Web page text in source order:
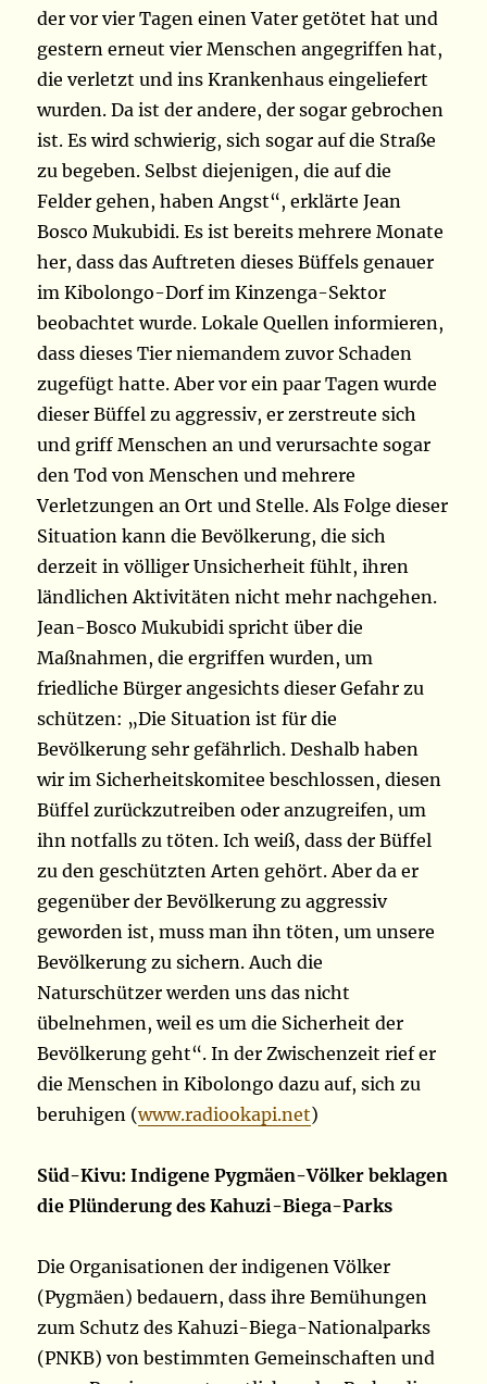
der vor vier Tagen einen Vater getötet hat und
gestern erneut vier Menschen angegriffen hat,
die verletzt und ins Krankenhaus eingeliefert
wurden. Da ist der andere, der sogar gebrochen
ist. Es wird schwierig, sich sogar auf die Straße
zu begeben. Selbst diejenigen, die auf die
Felder gehen, haben Angst“, erklärte Jean
Bosco Mukubidi. Es ist bereits mehrere Monate
her, dass das Auftreten dieses Büffels genauer
im Kibolongo-Dorf im Kinzenga-Sektor
beobachtet wurde. Lokale Quellen informieren,
dass dieses Tier niemandem zuvor Schaden
zugefügt hatte. Aber vor ein paar Tagen wurde
dieser Büffel zu aggressiv, er zerstreute sich
und griff Menschen an und verursachte sogar
den Tod von Menschen und mehrere
Verletzungen an Ort und Stelle. Als Folge dieser
Situation kann die Bevölkerung, die sich
derzeit in völliger Unsicherheit fühlt, ihren
ländlichen Aktivitäten nicht mehr nachgehen.
Jean-Bosco Mukubidi spricht über die
Maßnahmen, die ergriffen wurden, um
friedliche Bürger angesichts dieser Gefahr zu
schützen: „Die Situation ist für die
Bevölkerung sehr gefährlich. Deshalb haben
wir im Sicherheitskomitee beschlossen, diesen
Büffel zurückzutreiben oder anzugreifen, um
ihn notfalls zu töten. Ich weiß, dass der Büffel
zu den geschützten Arten gehört. Aber da er
gegenüber der Bevölkerung zu aggressiv
geworden ist, muss man ihn töten, um unsere
Bevölkerung zu sichern. Auch die
Naturschützer werden uns das nicht
übelnehmen, weil es um die Sicherheit der
Bevölkerung geht“. In der Zwischenzeit rief er
die Menschen in Kibolongo dazu auf, sich zu
beruhigen (www.radiookapi.net)
Süd-Kivu: Indigene Pygmäen-Völker beklagen
die Plünderung des Kahuzi-Biega-Parks
Die Organisationen der indigenen Völker
(Pygmäen) bedauern, dass ihre Bemühungen
zum Schutz des Kahuzi-Biega-Nationalparks
(PNKB) von bestimmten Gemeinschaften und